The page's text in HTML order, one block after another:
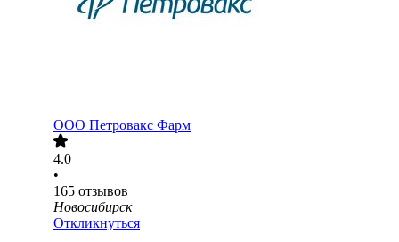
ООО Петровакс Фарм
4.0
•
165 отзывов
Новосибирск
Откликнуться